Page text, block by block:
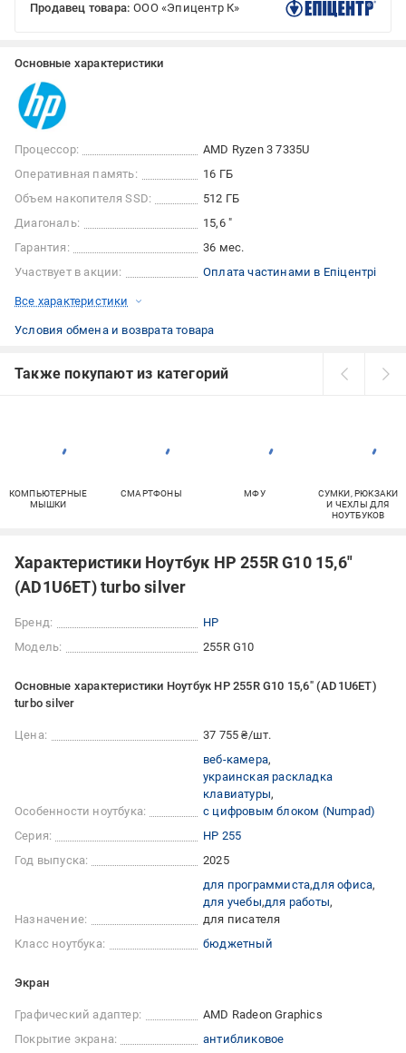
Продавец товара: ООО «Эпицентр К»
Основные характеристики
Процессор:
AMD Ryzen 3 7335U
Оперативная память:
16 ГБ
Объем накопителя SSD:
512 ГБ
Диагональ:
15,6 "
Гарантия:
36 мес.
Участвует в акции:
Оплата частинами в Епіцентрі
Все характеристики
Условия обмена и возврата товара
Также покупают из категорий
КОМПЬЮТЕРНЫЕ
МЫШКИ
СМАРТФОНЫ МФУ
СУМКИ, РЮКЗАКИ
И ЧЕХЛЫ ДЛЯ
НОУТБУКОВ
Характеристики Ноутбук HP 255R G10 15,6"
(AD1U6ET) turbo silver
Бренд:
HP
Модель:
255R G10
Основные характеристики Ноутбук HP 255R G10 15,6" (AD1U6ET)
turbo silver
Цена: 37 755 ₴/шт.
Особенности ноутбука:
веб-камера
украинская раскладка
клавиатуры
с цифровым блоком (Numpad)
Серия:
HP 255
Год выпуска:
2025
Назначение:
для программиста для офиса
для учебы для работы
для писателя
Класс ноутбука:
бюджетный
Экран
Графический адаптер:
AMD Radeon Graphics
Покрытие экрана:
антибликовое